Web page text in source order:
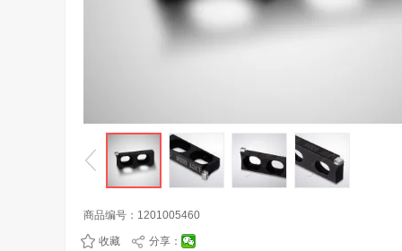
商品编号： 1201005460
收藏 分享：